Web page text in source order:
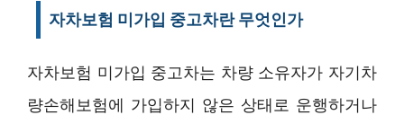
자차보험 미가입 중고차란 무엇인가
자차보험 미가입 중고차는 차량 소유자가 자기차
량손해보험에 가입하지 않은 상태로 운행하거나